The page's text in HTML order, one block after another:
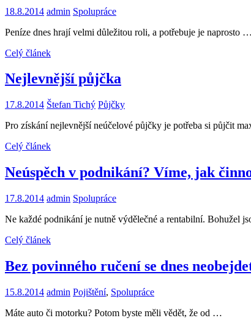
18.8.2014 admin Spolupráce
Peníze dnes hrají velmi důležitou roli, a potřebuje je naprosto …
Celý článek
Nejlevnější půjčka
17.8.2014 Štefan Tichý Půjčky
Pro získání nejlevnější neúčelové půjčky je potřeba si půjčit
Celý článek
Neúspěch v podnikání? Víme, jak
17.8.2014 admin Spolupráce
Ne každé podnikání je nutně výdělečné a rentabilní. Bohužel
Celý článek
Bez povinného ručení se dnes
15.8.2014 admin Pojištění, Spolupráce
Máte auto či motorku? Potom byste měli vědět, že od …